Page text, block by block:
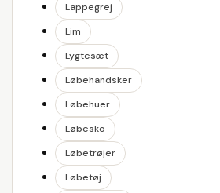
Lappegrej
Lim
Lygtesæt
Løbehandsker
Løbehuer
Løbesko
Løbetrøjer
Løbetøj